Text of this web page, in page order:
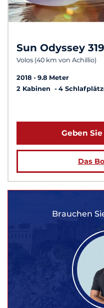
Sun Odyssey 319
Volos (40 km von Achillio)
2018
9.8 Meter
2 Kabinen
4
Geben
Das
Brauchen